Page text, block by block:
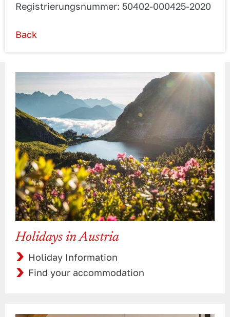
Registrierungsnummer: 50402-000425-2020
Back
Holidays in Austria
Holiday Information
Find your accommodation